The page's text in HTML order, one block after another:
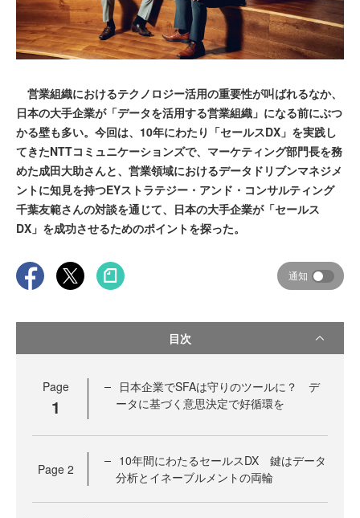
営業組織におけるテクノロジー活用の重要性が叫ばれるなか、
日本の大手企業が「データを活用する営業組織」になる前にぶつ
かる壁も多い。今回は、10年にわたり「セールスDX」を実践し
てきたNTTコミュニケーションズで、マーケティング部門長を務
めた成田大助さんと、営業領域におけるデータドリブンマネジメ
ントに知見を持つEYストラテジー・アンド・コンサルティング
千葉友範さんの対談を通じて、日本の大手企業が「セールス
DX」を成功させるためのポイントを探った。
通知
目次
Page
1
日本企業でSFAは守りのツールに？ デ
ータに基づく意思決定で好循環を
Page 2
10年間にわたるセールスDX 鍵はデータ
分析とイネーブルメントの両輪